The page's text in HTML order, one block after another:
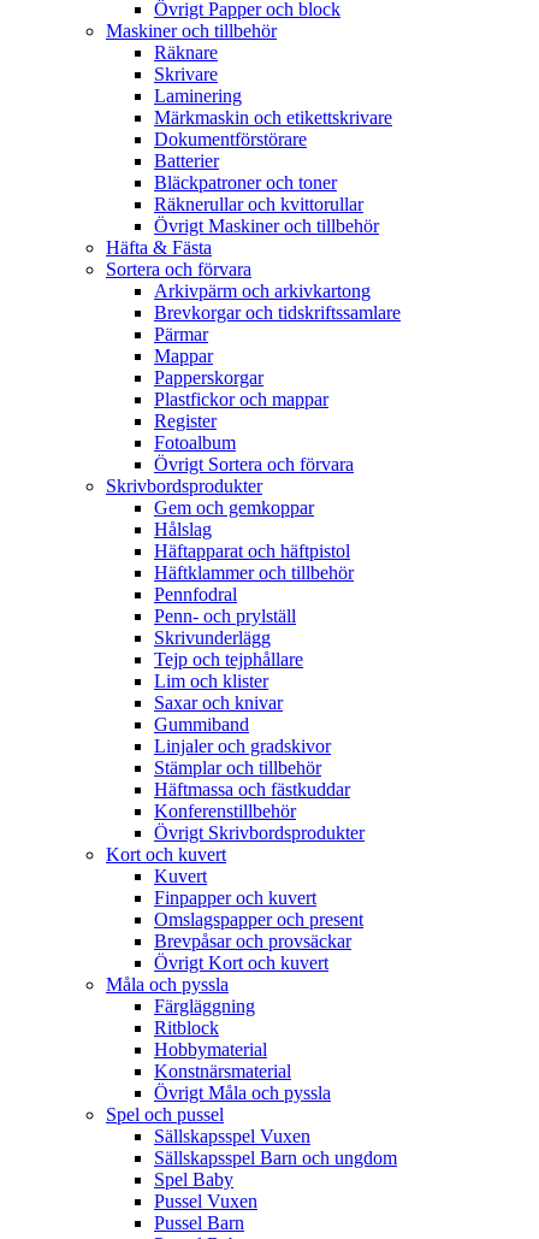
Övrigt Papper och block
Maskiner och tillbehör
Räknare
Skrivare
Laminering
Märkmaskin och etikettskrivare
Dokumentförstörare
Batterier
Bläckpatroner och toner
Räknerullar och kvittorullar
Övrigt Maskiner och tillbehör
Häfta & Fästa
Sortera och förvara
Arkivpärm och arkivkartong
Brevkorgar och tidskriftssamlare
Pärmar
Mappar
Papperskorgar
Plastfickor och mappar
Register
Fotoalbum
Övrigt Sortera och förvara
Skrivbordsprodukter
Gem och gemkoppar
Hålslag
Häftapparat och häftpistol
Häftklammer och tillbehör
Pennfodral
Penn- och prylställ
Skrivunderlägg
Tejp och tejphållare
Lim och klister
Saxar och knivar
Gummiband
Linjaler och gradskivor
Stämplar och tillbehör
Häftmassa och fästkuddar
Konferenstillbehör
Övrigt Skrivbordsprodukter
Kort och kuvert
Kuvert
Finpapper och kuvert
Omslagspapper och present
Brevpåsar och provsäckar
Övrigt Kort och kuvert
Måla och pyssla
Färgläggning
Ritblock
Hobbymaterial
Konstnärsmaterial
Övrigt Måla och pyssla
Spel och pussel
Sällskapsspel Vuxen
Sällskapsspel Barn och ungdom
Spel Baby
Pussel Vuxen
Pussel Barn